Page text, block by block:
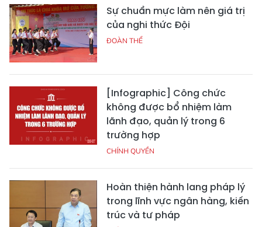
Sự chuẩn mực làm nên giá trị
của nghi thức Đội
ĐOÀN THỂ
[Infographic] Công chức
không được bổ nhiệm làm
lãnh đạo, quản lý trong 6
trường hợp
CHÍNH QUYỀN
Hoàn thiện hành lang pháp lý
trong lĩnh vực ngân hàng, kiến
trúc và tư pháp